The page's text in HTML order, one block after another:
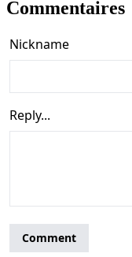
Commentaires